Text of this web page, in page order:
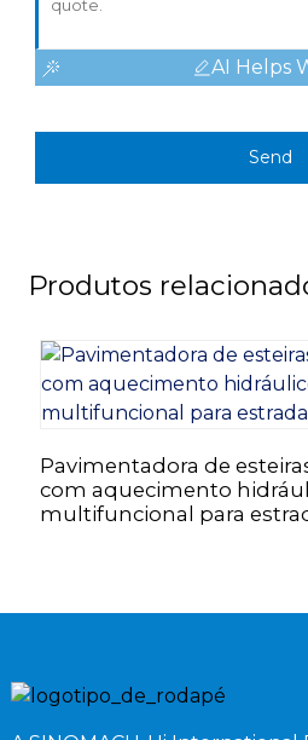
AI Helps
Send
Produtos
Pavimentadora de
com aquecimento
multifuncional para